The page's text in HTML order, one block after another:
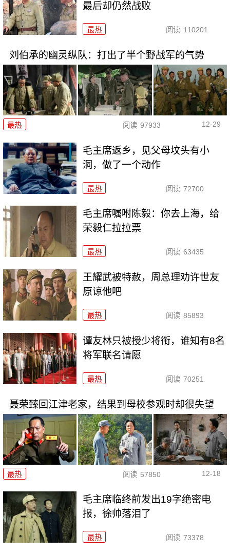
最后却仍然战败
最热 阅读 110201
刘伯承的幽灵纵队：打出了半个野战军的气势
最热 阅读 97933 12-29
毛主席返乡，见父母坟头有小
洞，做了一个动作
最热 阅读 72700
毛主席嘱咐陈毅：你去上海，给
荣毅仁拉拉票
最热 阅读 63435
王耀武被特赦，周总理劝许世友
原谅他吧
最热 阅读 85893
谭友林只被授少将衔，谁知有8名
将军联名请愿
最热 阅读 70251
聂荣臻回江津老家，结果到母校参观时却很失望
最热 阅读 57850 12-18
毛主席临终前发出19字绝密电
报，徐帅落泪了
最热 阅读 73378